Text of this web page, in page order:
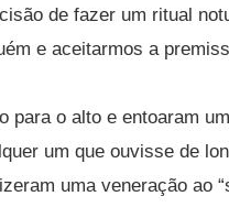
de fazer um ritual
e aceitarmos a
para o alto e entoaram
um que ouvisse de
uma veneração ao